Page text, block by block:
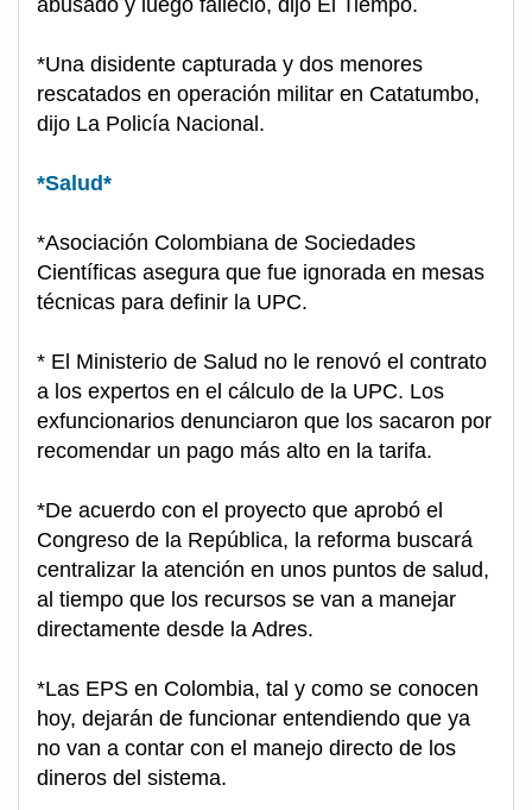
abusado y luego falleció, dijo El Tiempo.
*Una disidente capturada y dos menores
rescatados en operación militar en Catatumbo,
dijo La Policía Nacional.
*Salud*
*Asociación Colombiana de Sociedades
Científicas asegura que fue ignorada en mesas
técnicas para definir la UPC.
* El Ministerio de Salud no le renovó el contrato
a los expertos en el cálculo de la UPC. Los
exfuncionarios denunciaron que los sacaron por
recomendar un pago más alto en la tarifa.
*De acuerdo con el proyecto que aprobó el
Congreso de la República, la reforma buscará
centralizar la atención en unos puntos de salud,
al tiempo que los recursos se van a manejar
directamente desde la Adres.
*Las EPS en Colombia, tal y como se conocen
hoy, dejarán de funcionar entendiendo que ya
no van a contar con el manejo directo de los
dineros del sistema.